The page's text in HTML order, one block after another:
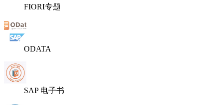
FIORI专题
ODATA
SAP 电子书